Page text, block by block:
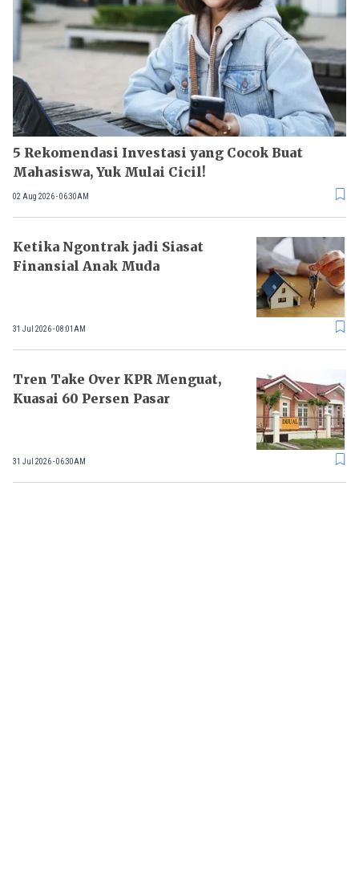
5 Rekomendasi Investasi yang Cocok Buat
Mahasiswa, Yuk Mulai Cicil!
02 Aug 2026 - 06:30AM
Ketika Ngontrak jadi Siasat
Finansial Anak Muda
31 Jul 2026 - 08:01AM
Tren Take Over KPR Menguat,
Kuasai 60 Persen Pasar
31 Jul 2026 - 06:30AM